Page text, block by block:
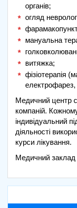
органів;
огляд
мануальна
витяжка;
фізіотерапія
електрофарез,
Медичний центр
компаній.
індивідуальний
діяльності
курси лікування.
Медичний заклад